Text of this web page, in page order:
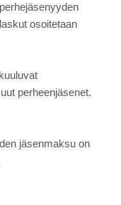
osoitetaan
perheenjäsenet.
jäsenmaksu on